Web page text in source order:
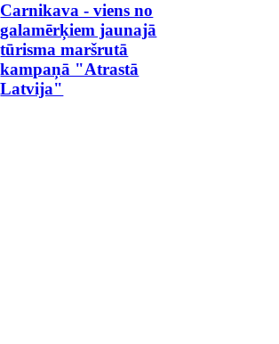
Carnikava - viens no
galamērķiem jaunajā
tūrisma maršrutā
kampaņā "Atrastā
Latvija"